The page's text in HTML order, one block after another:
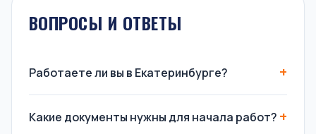
ВОПРОСЫ И ОТВЕТЫ
Работаете ли вы в Екатеринбурге?
Какие документы нужны для начала работ?